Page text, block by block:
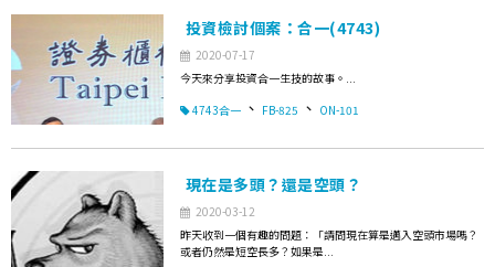
投資檢討個案：合一(4743)
2020-07-17
今天來分享投資合一生技的故事。...
4743合一 、 FB-825 、 ON-101
現在是多頭？還是空頭？
2020-03-12
昨天收到一個有趣的問題：「請問現在算是邁入空頭市場嗎？
或者仍然是短空長多？如果是...